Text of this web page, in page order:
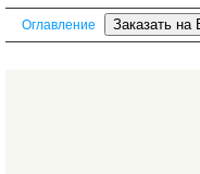
Оглавление